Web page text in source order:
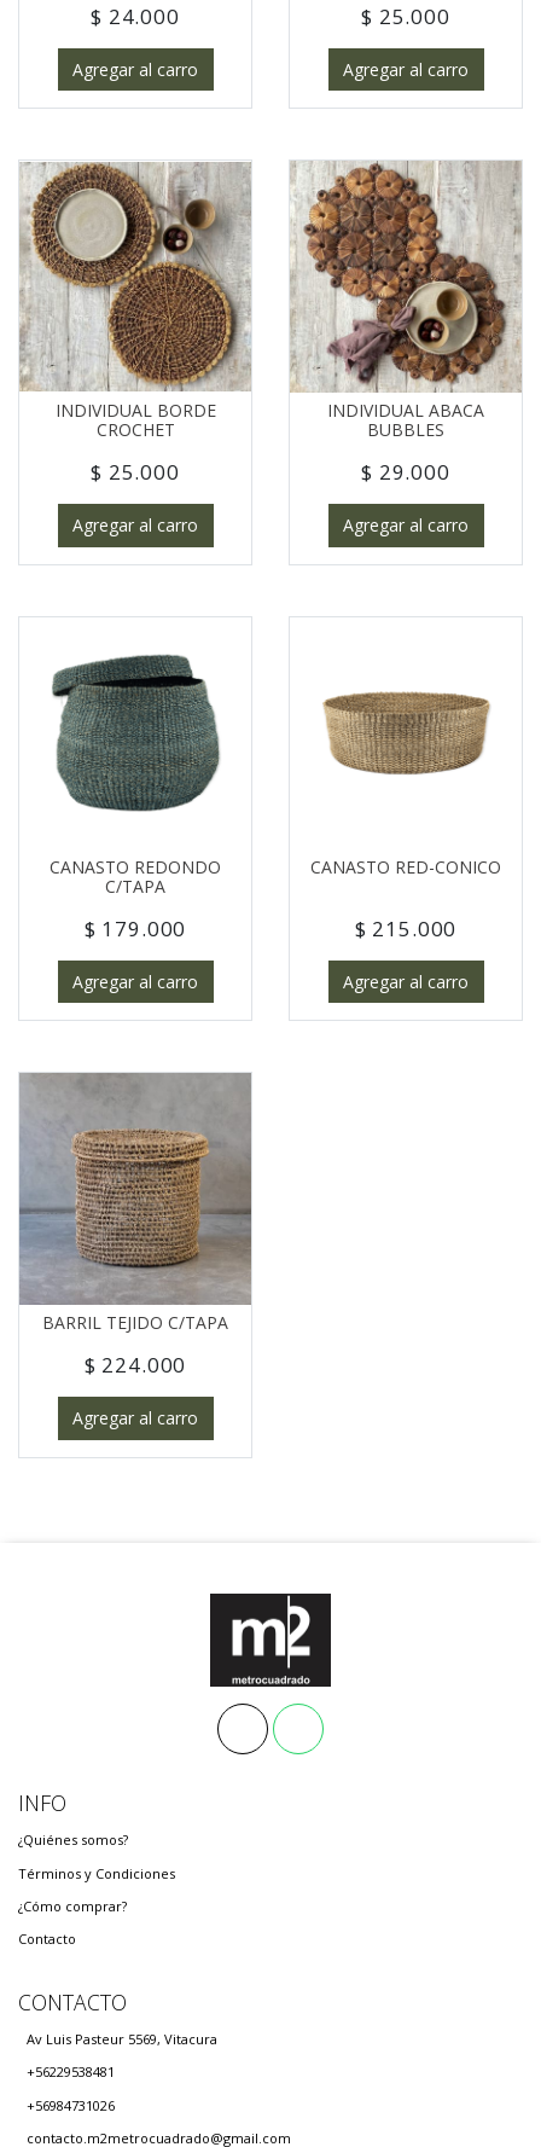
$ 24.000
Agregar al carro
$ 25.000
Agregar al carro
INDIVIDUAL BORDE
CROCHET
$ 25.000
Agregar al carro
INDIVIDUAL ABACA
BUBBLES
$ 29.000
Agregar al carro
CANASTO REDONDO
C/TAPA
$ 179.000
Agregar al carro
CANASTO RED-CONICO
$ 215.000
Agregar al carro
BARRIL TEJIDO C/TAPA
$ 224.000
Agregar al carro
INFO
¿Quiénes somos?
Términos y Condiciones
¿Cómo comprar?
Contacto
CONTACTO
Av Luis Pasteur 5569, Vitacura
+56229538481
+56984731026
contacto.m2metrocuadrado@gmail.com